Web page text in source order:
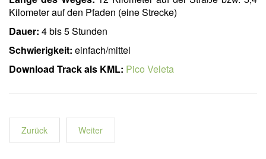
Kilometer auf den Pfaden (eine Strecke)
Dauer: 4 bis 5 Stunden
Schwierigkeit: einfach/mittel
Download Track als KML: Pico Veleta
Zurück Weiter